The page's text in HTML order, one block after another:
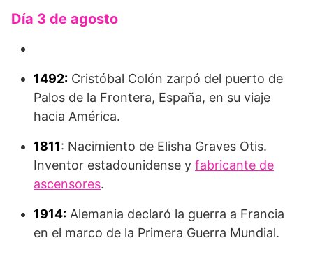
Día 3 de agosto
1492: Cristóbal Colón zarpó del puerto de
Palos de la Frontera, España, en su viaje
hacia América.
1811: Nacimiento de Elisha Graves Otis.
Inventor estadounidense y fabricante de
ascensores.
1914: Alemania declaró la guerra a Francia
en el marco de la Primera Guerra Mundial.